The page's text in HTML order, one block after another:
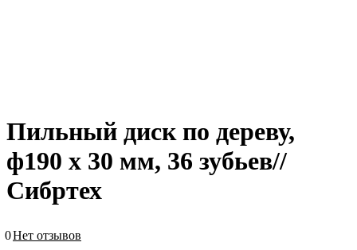
Пильный диск по дереву,
ф190 х 30 мм, 36 зубьев//
Сибртех